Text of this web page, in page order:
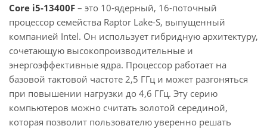
Core i5-13400F – это 10-ядерный, 16-поточный
процессор семейства Raptor Lake-S, выпущенный
компанией Intel. Он использует гибридную архитектуру,
сочетающую высокопроизводительные и
энергоэффективные ядра. Процессор работает на
базовой тактовой частоте 2,5 ГГц и может разгоняться
при повышении нагрузки до 4,6 ГГц. Эту серию
компьютеров можно считать золотой серединой,
которая позволит пользователю уверенно решать